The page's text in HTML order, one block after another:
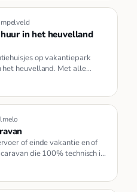
in het heuvelland
op vakantiepark
heuvelland. Met alle
of einde vakantie en of
die 100% technisch in